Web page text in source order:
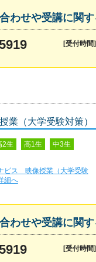
わせや受講に関
[受付時間]
（大学受験対策）
2生 高1生
中3生
ビス 映像授業（大学受験
細へ
わせや受講に関
[受付時間]